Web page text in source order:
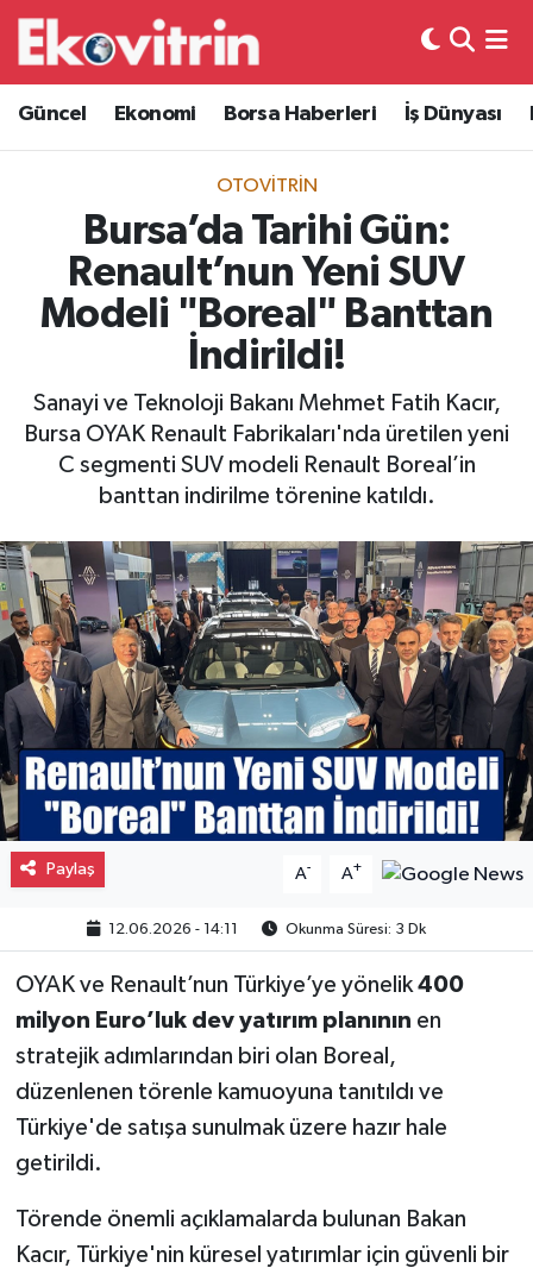
Güncel Ekonomi Borsa Haberleri İş Dünyası
OTOVITRIN
Bursa’da Tarihi Gün:
Renault’nun Yeni SUV
Modeli "Boreal" Banttan
İndirildi!
Sanayi ve Teknoloji Bakanı Mehmet Fatih Kacır,
Bursa OYAK Renault Fabrikaları'nda üretilen yeni
C segmenti SUV modeli Renault Boreal’in
banttan indirilme törenine katıldı.
Paylaş A- A+
12.06.2026 - 14:11 Okunma Süresi: 3 Dk
OYAK ve Renault’nun Türkiye’ye yönelik 400
milyon Euro’luk dev yatırım planının en
stratejik adımlarından biri olan Boreal,
düzenlenen törenle kamuoyuna tanıtıldı ve
Türkiye'de satışa sunulmak üzere hazır hale
getirildi.
Törende önemli açıklamalarda bulunan Bakan
Kacır, Türkiye'nin küresel yatırımlar için güvenli bir
Güncel
Ekonomi
Borsa Haberleri
İş Dünyası
Lojistik
Otovitrin
Asayiş
Gayrimenkul
Spor
Eğitim
Hava Durumu
Trafik Durumu
Süper Lig Puan Durumu ve Fikstür
Tüm Manşetler
Son Dakika Haberleri
Haber Arşivi